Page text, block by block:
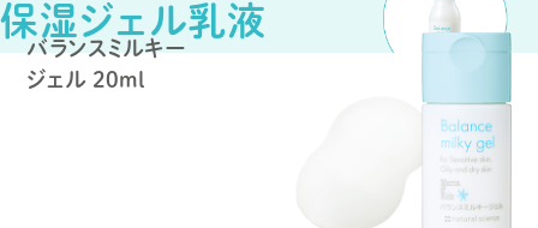
保湿ジェル乳液
バランスミルキー
ジェル 20ml